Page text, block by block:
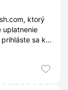
ktorý
uplatnenie
sa k
ani